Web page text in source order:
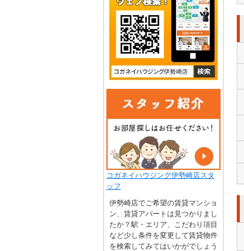
コガネイハウジング伊勢崎店スタ
ッフ
伊勢崎店でご希望の賃貸マンショ
ン、賃貸アパートは見つかりまし
たか？駅・エリア、こだわり項目
など少し条件を変更して賃貸物件
を検索してみてはいかがでしょう